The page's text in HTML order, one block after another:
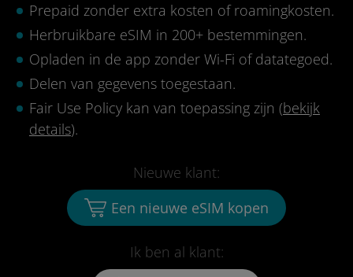
Prepaid zonder extra kosten of roamingkosten.
Herbruikbare eSIM in 200+ bestemmingen.
Opladen in de app zonder Wi-Fi of datategoed.
Delen van gegevens toegestaan.
Fair Use Policy kan van toepassing zijn (bekijk
details).
Ik ben al klant:
Nieuwe klant:
Een nieuwe eSIM kopen